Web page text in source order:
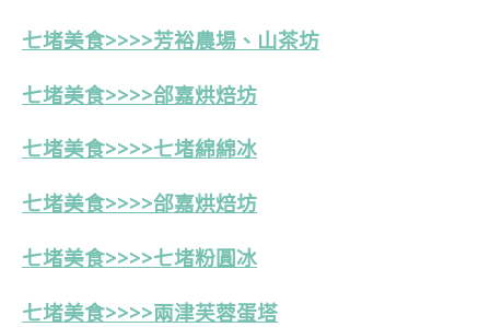
七堵美食>>>>芳裕農場、山茶坊
七堵美食>>>>郃嘉烘焙坊
七堵美食>>>>七堵綿綿冰
七堵美食>>>>郃嘉烘焙坊
七堵美食>>>>七堵粉圓冰
七堵美食>>>>兩津芙蓉蛋塔